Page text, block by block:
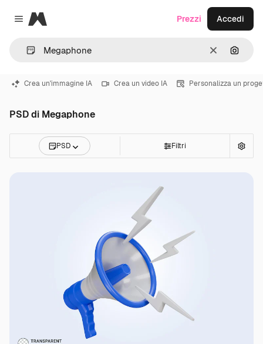
Close menu
Magnific
CancellaCerca
Prezzi Accedi
Crea un'immagine IA Crea un video IA Personalizza un
PSD di Megaphone
PSD Filtri